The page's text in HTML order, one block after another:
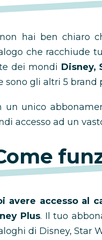
hai ben chiaro
che racchiude
dei mondi Disney,
sono gli altri 5 brand
un unico
accesso ad un
avere accesso al
Plus. Il tuo
di Disney, Star